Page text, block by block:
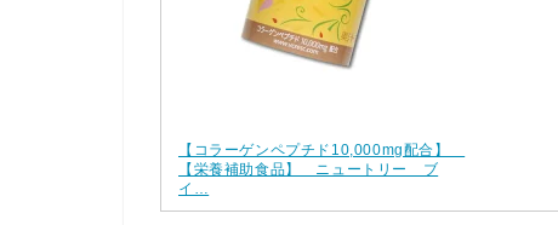
【コラーゲンペプチド10,000mg配合】
【栄養補助食品】 ニュートリー ブ
イ…